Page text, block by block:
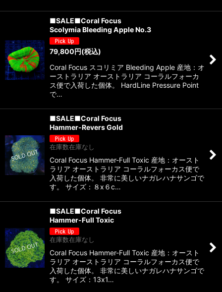
■SALE■Coral Focus
Scolymia Bleeding Apple No.3
79,800円(税込)
Coral Focus スコリミア Bleeding Apple 産地：オ
ーストラリア オーストラリア コーラルフォーカ
ス便で入荷した個体。 HardLine Pressure Point
で…
■SALE■Coral Focus
Hammer-Revers Gold
在庫数在庫なし
Coral Focus Hammer-Full Toxic 産地：オースト
ラリア オーストラリア コーラルフォーカス便で
入荷した個体。 非常に美しいナガレハナサンゴで
す。 サイズ：８x６c…
■SALE■Coral Focus
Hammer-Full Toxic
在庫数在庫なし
Coral Focus Hammer-Full Toxic 産地：オースト
ラリア オーストラリア コーラルフォーカス便で
入荷した個体。 非常に美しいナガレハナサンゴで
す。 サイズ：13x1…